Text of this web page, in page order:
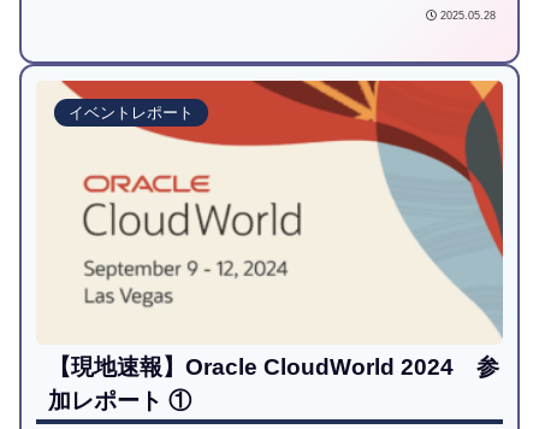
2025.05.28
イベントレポート
【現地速報】Oracle CloudWorld 2024 参
加レポート ①